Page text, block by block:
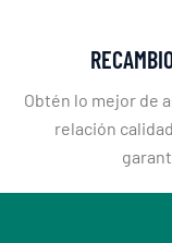
Obtén lo mejor de
relación